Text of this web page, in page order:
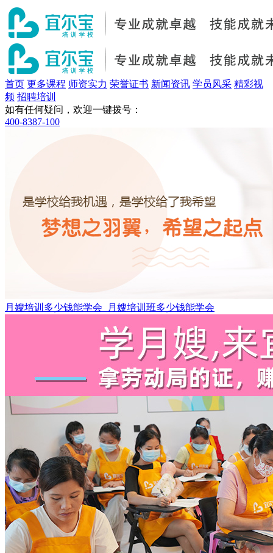
首页 更多课程 师资实力 荣誉证书 新闻资讯 学员风采 精彩视
频 招聘培训
如有任何疑问，欢迎一键拨号：
400-8387-100
月嫂培训多少钱能学会_月嫂培训班多少钱能学会